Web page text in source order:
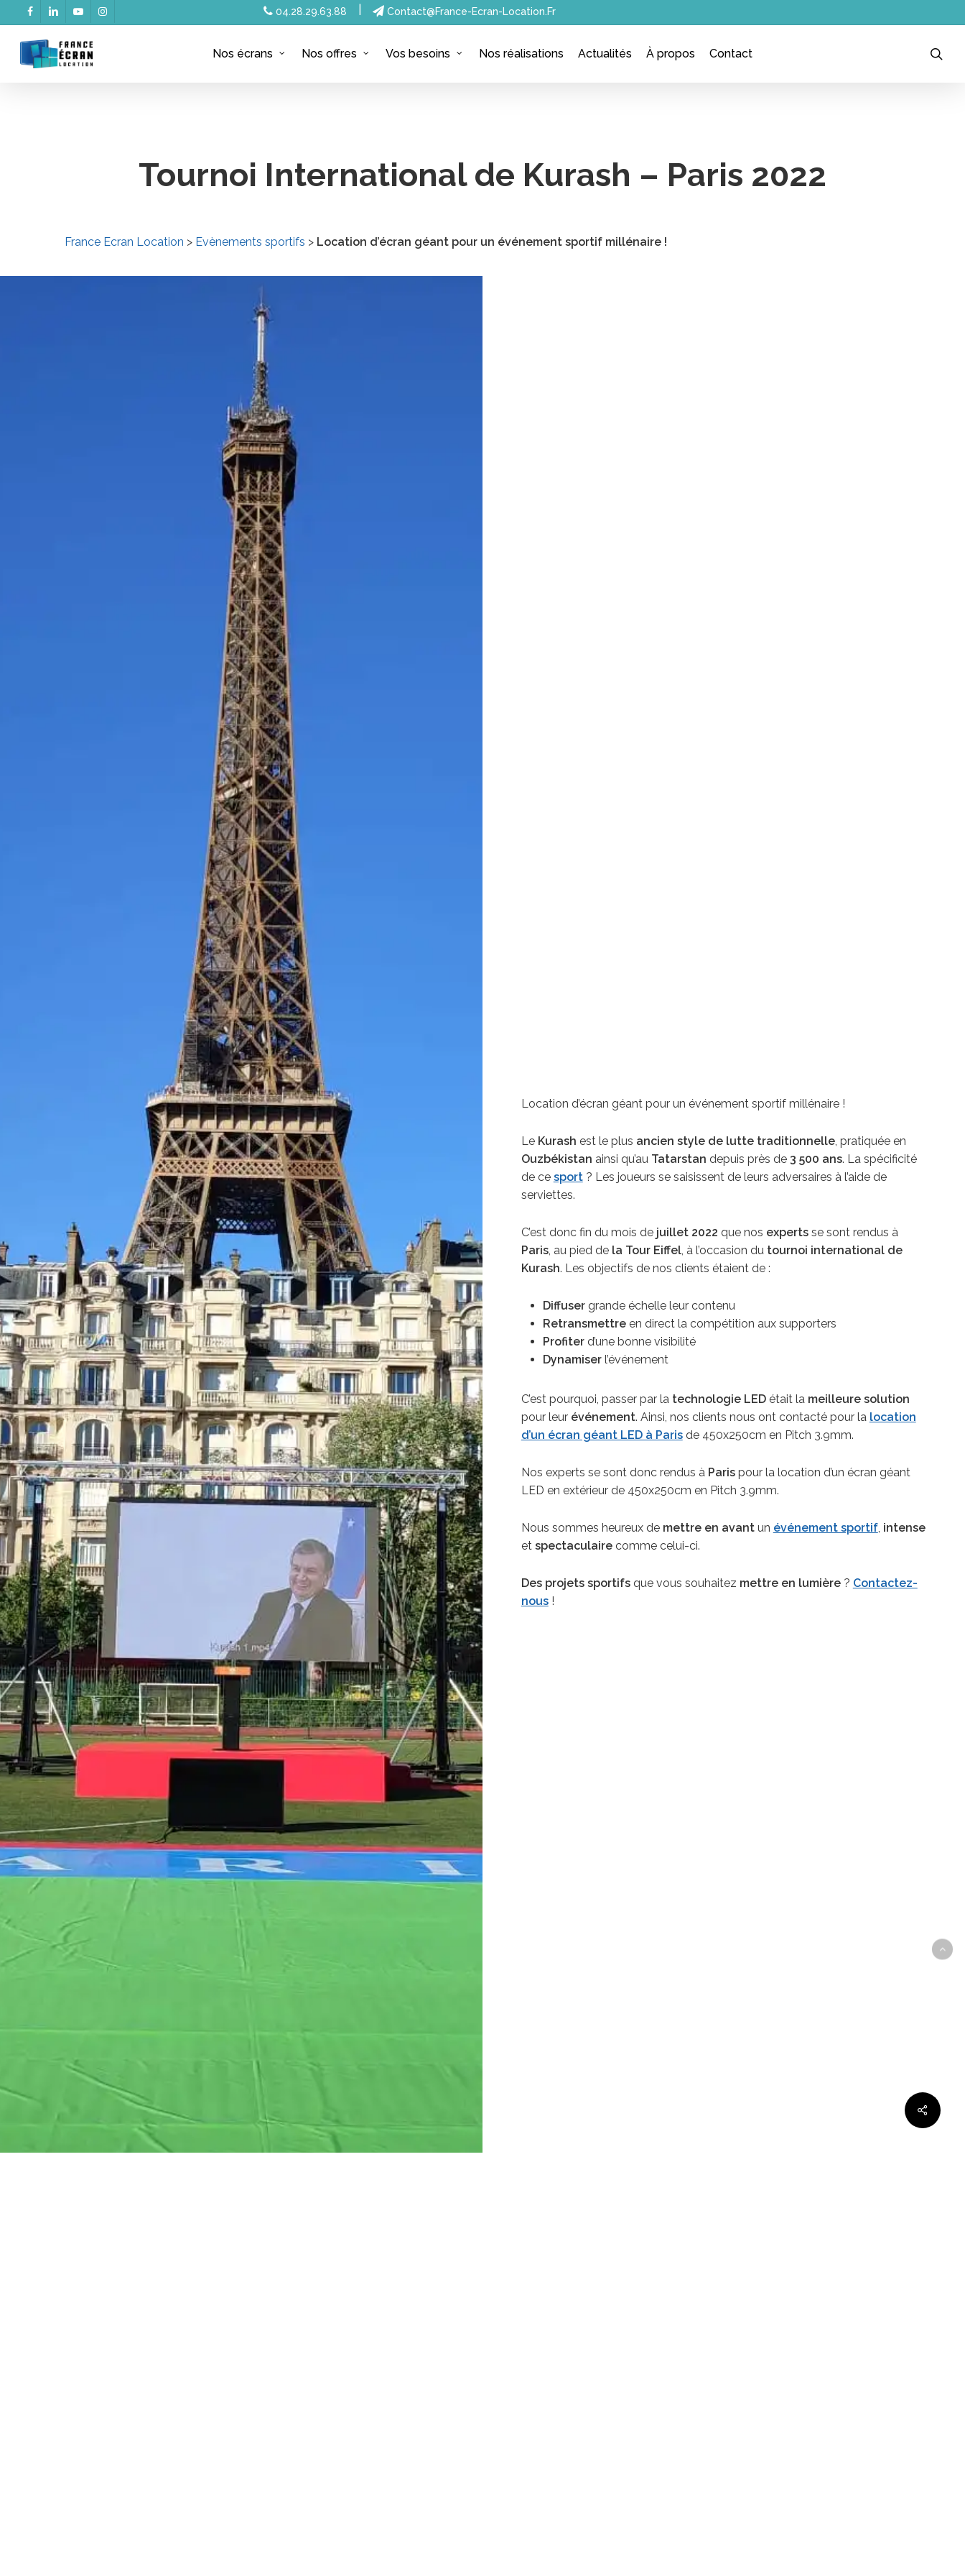
to
main
content
facebooklinkedinyoutubeinstagram 04.28.29.63.88 Contact@france-Ecran-Location.fr
Nos écrans Nos offres Vos besoins Nos réalisations Actualités À propos Contact
Tournoi International de Kurash – Paris 2022
France Ecran Location > Evènements sportifs > Location d’écran géant pour un événement sportif millénaire !
Location d’écran géant pour un événement sportif millénaire !
Le Kurash est le plus ancien style de lutte traditionnelle, pratiquée en
Ouzbékistan ainsi qu’au Tatarstan depuis près de 3 500 ans. La spécificité
de ce sport? Les joueurs se saisissent de leurs adversaires à l’aide de
serviettes.
C’est donc fin du mois de juillet 2022 que nos expertsse sont rendus à
Paris, au pied de la Tour Eiffel, à l’occasion du tournoi international de
Kurash. Les objectifs de nos clients étaient de :
Diffusergrande échelle leur contenu
Retransmettreen direct la compétition aux supporters
Profiterd’une bonne visibilité
Dynamiserl’événement
C’est pourquoi, passer par la technologie LEDétait la meilleure solution
pour leur événement. Ainsi, nos clients nous ont contacté pour la location
d’un écran géant LED à Parisde 450x250cm en Pitch 3.9mm.
Nos experts se sont donc rendus à Parispour la location d’un écran géant
LED en extérieur de 450x250cm en Pitch 3.9mm.
Nous sommes heureux de mettre en avantun événement sportif, intense
et spectaculairecomme celui-ci.
Des projets sportifsque vous souhaitez mettre en lumière? Contactez-
nous!